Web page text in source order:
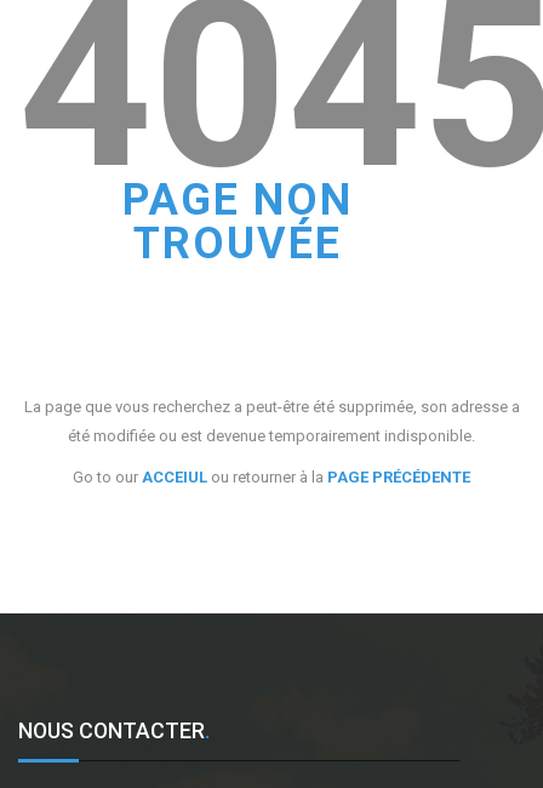
PAGE NON
TROUVÉE
La page que vous recherchez a peut-être été supprimée, son adresse a
été modifiée ou est devenue temporairement indisponible.
Go to our ACCEIUL ou retourner à la PAGE PRÉCÉDENTE
NOUS CONTACTER.